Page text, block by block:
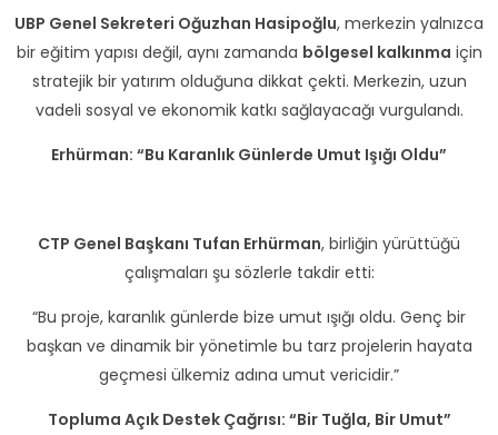
UBP Genel Sekreteri Oğuzhan Hasipoğlu, merkezin yalnızca
bir eğitim yapısı değil, aynı zamanda bölgesel kalkınma için
stratejik bir yatırım olduğuna dikkat çekti. Merkezin, uzun
vadeli sosyal ve ekonomik katkı sağlayacağı vurgulandı.
Erhürman: “Bu Karanlık Günlerde Umut Işığı Oldu”
CTP Genel Başkanı Tufan Erhürman, birliğin yürüttüğü
çalışmaları şu sözlerle takdir etti:
“Bu proje, karanlık günlerde bize umut ışığı oldu. Genç bir
başkan ve dinamik bir yönetimle bu tarz projelerin hayata
geçmesi ülkemiz adına umut vericidir.”
Topluma Açık Destek Çağrısı: “Bir Tuğla, Bir Umut”